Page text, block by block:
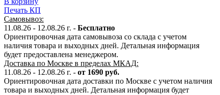
Печать КП
Самовывоз:
11.08.26 - 12.08.26 г. - Бесплатно
Ориентировочная дата самовывоза со склада с учетом
наличия товара и выходных дней. Детальная информация
будет предоставлена менеджером.
Доставка по Москве в пределах МКАД:
11.08.26 - 12.08.26 г. - от 1690 руб.
Ориентировочная дата доставки по Москве с учетом наличия
товара и выходных дней. Детальная информация будет